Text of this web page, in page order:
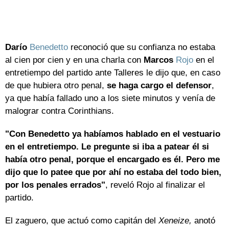
Darío Benedetto reconoció que su confianza no estaba
al cien por cien y en una charla con Marcos Rojo en el
entretiempo del partido ante Talleres le dijo que, en caso
de que hubiera otro penal, se haga cargo el defensor,
ya que había fallado uno a los siete minutos y venía de
malograr contra Corinthians.
"Con Benedetto ya habíamos hablado en el vestuario
en el entretiempo. Le pregunte si iba a patear él si
había otro penal, porque el encargado es él. Pero me
dijo que lo patee que por ahí no estaba del todo bien,
por los penales errados", reveló Rojo al finalizar el
partido.
El zaguero, que actuó como capitán del Xeneize, anotó